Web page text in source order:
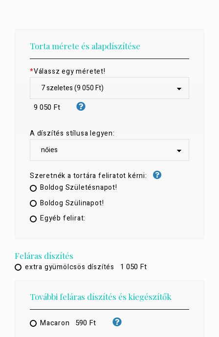
Torta mérete és alapdíszítése
*Válassz egy méretet!
9 050 Ft
A díszítés stílusa legyen:
Szeretnék a tortára feliratot kérni:
Boldog Születésnapot!
Boldog Szülinapot!
Egyéb felirat:
Feláras díszítés
extra gyümölcsös díszítés 1 050 Ft
További feláras díszítés és kiegészítők
Macaron 590 Ft